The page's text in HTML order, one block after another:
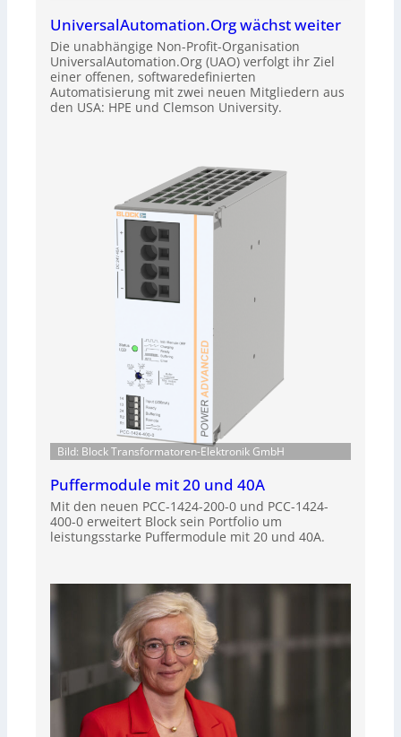
UniversalAutomation.Org wächst weiter
Die unabhängige Non-Profit-Organisation
UniversalAutomation.Org (UAO) verfolgt ihr Ziel
einer offenen, softwaredefinierten
Automatisierung mit zwei neuen Mitgliedern aus
den USA: HPE und Clemson University.
Bild: Block Transformatoren-Elektronik GmbH
Puffermodule mit 20 und 40A
Mit den neuen PCC-1424-200-0 und PCC-1424-
400-0 erweitert Block sein Portfolio um
leistungsstarke Puffermodule mit 20 und 40A.